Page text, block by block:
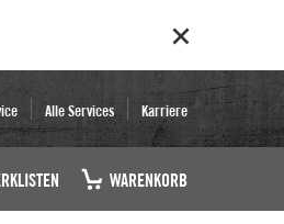
Alle Services Karriere
WARENKORB